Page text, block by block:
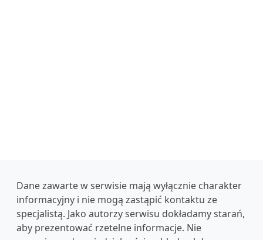
Dane zawarte w serwisie mają wyłącznie charakter
informacyjny i nie mogą zastąpić kontaktu ze
specjalistą. Jako autorzy serwisu dokładamy starań,
aby prezentować rzetelne informacje. Nie